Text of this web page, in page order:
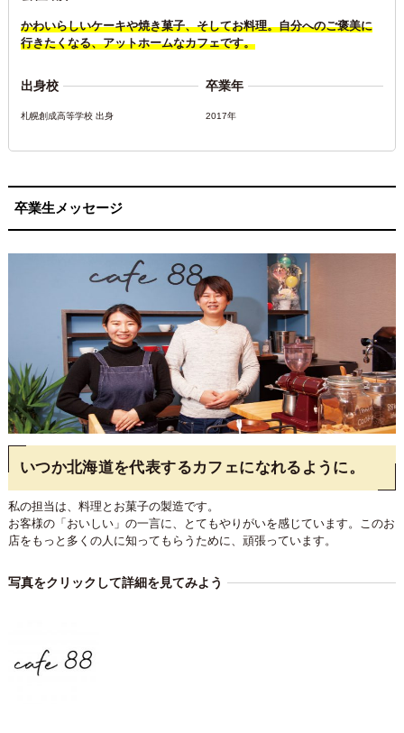
かわいらしいケーキや焼き菓子、そしてお料理。自分へのご褒美に
行きたくなる、アットホームなカフェです。
出身校
札幌創成高等学校 出身
卒業年
2017年
卒業生メッセージ
いつか北海道を代表するカフェになれるように。
私の担当は、料理とお菓子の製造です。
お客様の「おいしい」の一言に、とてもやりがいを感じています。このお
店をもっと多くの人に知ってもらうために、頑張っています。
写真をクリックして詳細を見てみよう